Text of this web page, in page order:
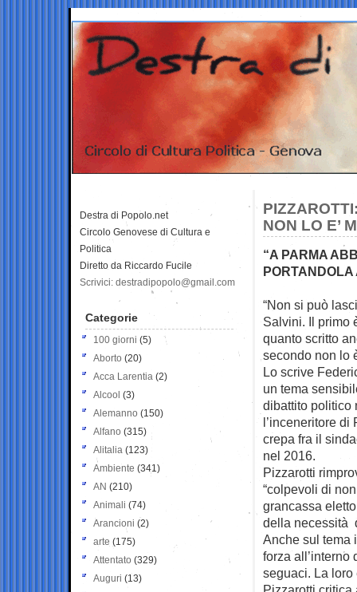
NON LO E’
“A PARMA
PORTANDOLA
“Non si può
Salvini. Il primo
quanto scritto
secondo non lo
Lo scrive
un tema
dibattito politico
l’inceneritore di
crepa fra il
nel 2016.
Pizzarotti
“colpevoli di
grancassa
della necessità
Anche sul tema
forza all’interno
seguaci. La loro
Destra di Popolo.net
Circolo Genovese di Cultura e
Politica
Diretto da Riccardo Fucile
Scrivici: destradipopolo@gmail.com
Categorie
100 giorni (5)
Aborto (20)
Acca Larentia (2)
Alcool (3)
Alemanno (150)
Alfano (315)
Alitalia (123)
Ambiente (341)
AN (210)
Animali (74)
Arancioni (2)
arte (175)
Attentato (329)
Auguri (13)